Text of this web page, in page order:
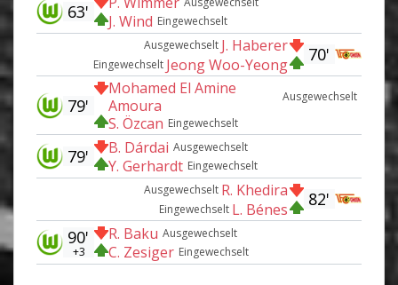
Eingewechselt
J. Wind
63'
70'
Ausgewechselt J. Haberer
Eingewechselt Jeong Woo-Yeong
Ausgewechselt
Mohamed El Amine
Amoura
Eingewechselt
S. Özcan
79'
Ausgewechselt
B. Dárdai
Eingewechselt
Y. Gerhardt
79'
82'
Ausgewechselt R. Khedira
Eingewechselt L. Bénes
Ausgewechselt
R. Baku
Eingewechselt
C. Zesiger
90'
+3